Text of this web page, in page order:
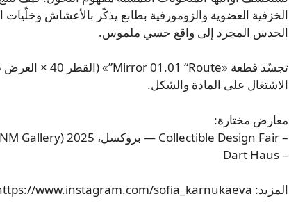
الخزفية العضوية والزومورفية بطابع يذكّر بالأعشاش
الحدس المجرد إلى واقع حسي ملموس.
الاشتغال على المادة والشكل.
معارض مختارة:
– Collectible Design Fair — بروكسل، 2025 (NM Gallery)
– Dart Haus
المزيد: https://www.instagram.com/sofia_karnukaeva/